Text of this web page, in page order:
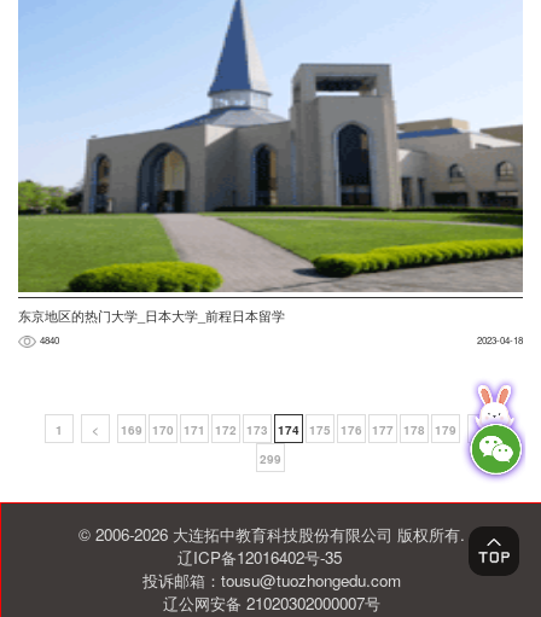
东京地区的热门大学_日本大学_前程日本留学
4840 2023-04-18
1 < 169 170 171 172 173 174 175 176 177 178 179
>
299
© 2006-2026 大连拓中教育科技股份有限公司 版权所有.
辽ICP备12016402号-35
投诉邮箱：tousu@tuozhongedu.com
辽公网安备 21020302000007号